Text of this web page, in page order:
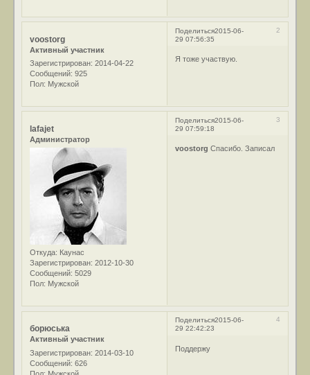
Поделиться 2
2015-06-
29 07:56:35
voostorg
Активный участник
Зарегистрирован: 2014-04-22
Сообщений: 925
Пол: Мужской
Я тоже участвую.
Поделиться 3
2015-06-
29 07:59:18
lafajet
Администратор
Откуда: Каунас
Зарегистрирован: 2012-10-30
Сообщений: 5029
Пол: Мужской
voostorg Спасибо. Записал
Поделиться 4
2015-06-
29 22:42:23
борюська
Активный участник
Зарегистрирован: 2014-03-10
Сообщений: 626
Пол: Мужской
Поддержу